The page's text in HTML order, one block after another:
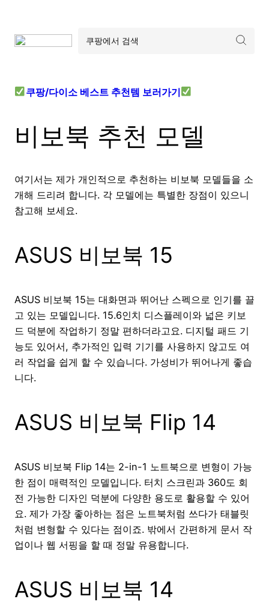
쿠팡/다이소 베스트 추천템 보러가기
비보북 추천 모델
여기서는 제가 개인적으로 추천하는 비보북 모델들을 소
개해 드리려 합니다. 각 모델에는 특별한 장점이 있으니
참고해 보세요.
ASUS 비보북 15
ASUS 비보북 15는 대화면과 뛰어난 스펙으로 인기를 끌
고 있는 모델입니다. 15.6인치 디스플레이와 넓은 키보
드 덕분에 작업하기 정말 편하더라고요. 디지털 패드 기
능도 있어서, 추가적인 입력 기기를 사용하지 않고도 여
러 작업을 쉽게 할 수 있습니다. 가성비가 뛰어나게 좋습
니다.
ASUS 비보북 Flip 14
ASUS 비보북 Flip 14는 2-in-1 노트북으로 변형이 가능
한 점이 매력적인 모델입니다. 터치 스크린과 360도 회
전 가능한 디자인 덕분에 다양한 용도로 활용할 수 있어
요. 제가 가장 좋아하는 점은 노트북처럼 쓰다가 태블릿
처럼 변형할 수 있다는 점이죠. 밖에서 간편하게 문서 작
업이나 웹 서핑을 할 때 정말 유용합니다.
ASUS 비보북 14